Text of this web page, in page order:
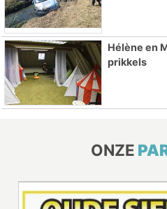
Hélène en
prikkels
ONZE